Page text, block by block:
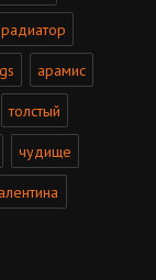
радиатор
арамис
толстый
чудище